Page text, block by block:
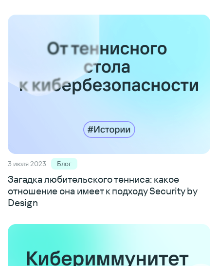
3 июля 2023 Блог
Загадка любительского тенниса: какое
отношение она имеет к подходу Security by
Design